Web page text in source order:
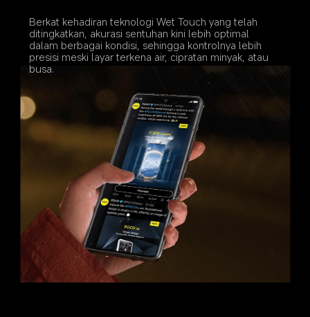
Berkat kehadiran teknologi Wet Touch yang telah
ditingkatkan, akurasi sentuhan kini lebih optimal
dalam berbagai kondisi, sehingga kontrolnya lebih
presisi meski layar terkena air, cipratan minyak, atau
busa.